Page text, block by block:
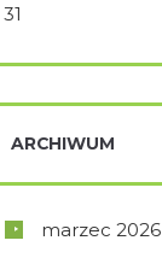
31
ARCHIWUM
marzec 2026